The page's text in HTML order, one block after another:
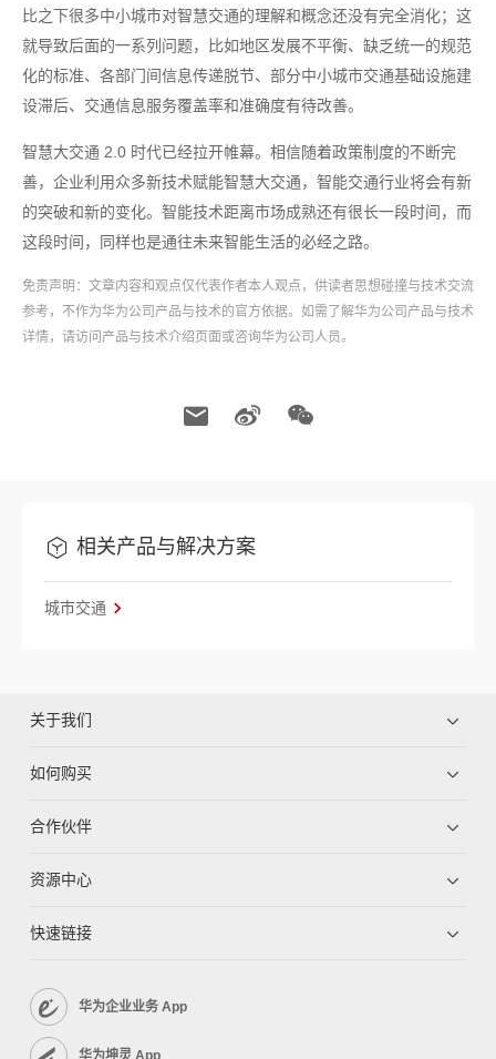
比之下很多中小城市对智慧交通的理解和概念还没有完全消化；这
就导致后面的一系列问题，比如地区发展不平衡、缺乏统一的规范
化的标准、各部门间信息传递脱节、部分中小城市交通基础设施建
设滞后、交通信息服务覆盖率和准确度有待改善。
智慧大交通 2.0 时代已经拉开帷幕。相信随着政策制度的不断完
善，企业利用众多新技术赋能智慧大交通，智能交通行业将会有新
的突破和新的变化。智能技术距离市场成熟还有很长一段时间，而
这段时间，同样也是通往未来智能生活的必经之路。
免责声明：文章内容和观点仅代表作者本人观点，供读者思想碰撞与技术交流
参考，不作为华为公司产品与技术的官方依据。如需了解华为公司产品与技术
详情，请访问产品与技术介绍页面或咨询华为公司人员。
相关产品与解决方案
城市交通
关于我们
如何购买
合作伙伴
资源中心
快速链接
华为企业业务 App
华为坤灵 App